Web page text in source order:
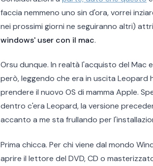
faccia nemmeno uno sin d'ora, vorrei
nei prossimi giorni ne seguiranno altri)
windows' user con il mac.
Orsu dunque. In realtà l'acquisto del
però, leggendo che era in uscita
prendere il nuovo OS di mamma Apple.
dentro c'era Leopard, la versione
accanto a me sta frullando per
Prima chicca. Per chi viene dal mondo
aprire il lettore del DVD, CD o